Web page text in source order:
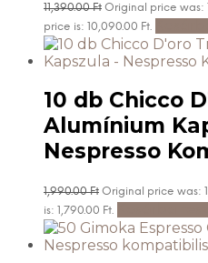
11,390.00Ft Original price was:
price is: 10,090.00 Ft.
10 db Chicco
Alumínium
Nespresso
1,990.00Ft Original price was:
is: 1,790.00 Ft.